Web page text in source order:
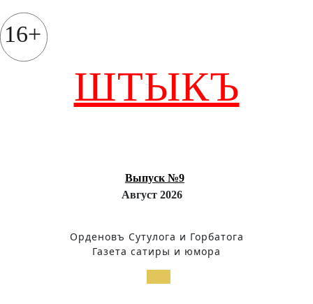
к
содержимому
16+
ШТЫКЪ
Выпуск №9
Август 2026
Орденовъ Сутулога и Горбатога
Газета сатиры и юмора